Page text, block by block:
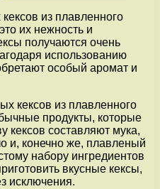
из плавленного
их нежность и
получаются очень
использованию
особый аромат и
кексов из плавленного
продукты, которые
кексов составляют мука,
и, конечно же, плавленый
набору ингредиентов
вкусные кексы,
исключения.